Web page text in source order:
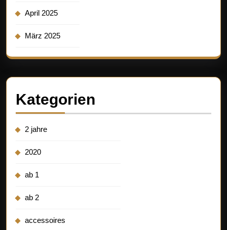
April 2025
März 2025
Kategorien
2 jahre
2020
ab 1
ab 2
accessoires